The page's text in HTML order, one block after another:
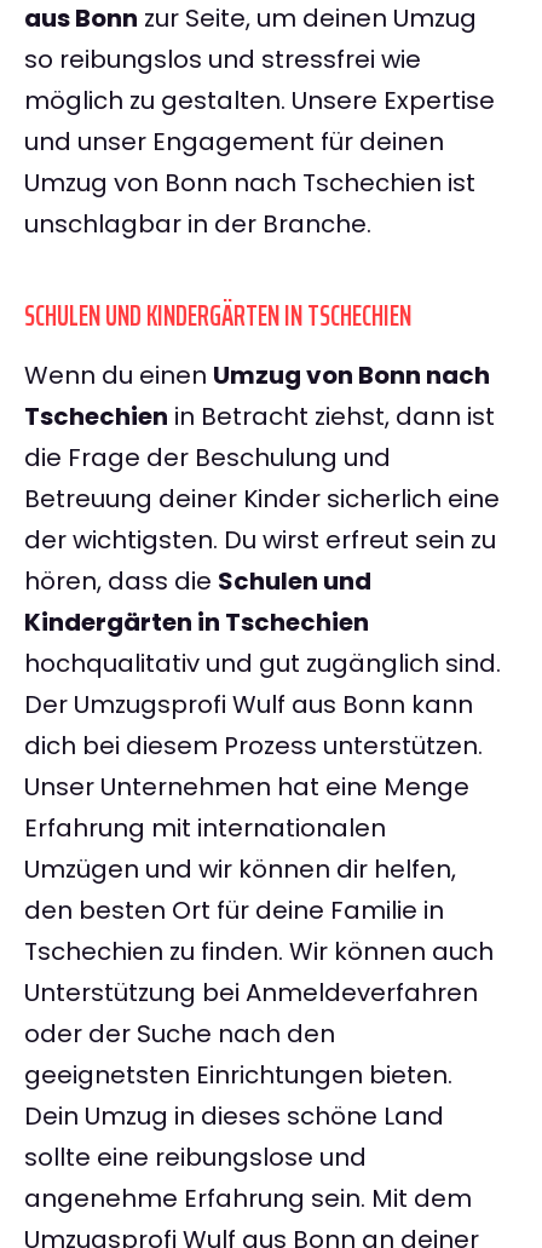
aus Bonn zur Seite, um deinen Umzug
so reibungslos und stressfrei wie
möglich zu gestalten. Unsere Expertise
und unser Engagement für deinen
Umzug von Bonn nach Tschechien ist
unschlagbar in der Branche.
SCHULEN UND KINDERGÄRTEN IN TSCHECHIEN
Wenn du einen Umzug von Bonn nach
Tschechien in Betracht ziehst, dann ist
die Frage der Beschulung und
Betreuung deiner Kinder sicherlich eine
der wichtigsten. Du wirst erfreut sein zu
hören, dass die Schulen und
Kindergärten in Tschechien
hochqualitativ und gut zugänglich sind.
Der Umzugsprofi Wulf aus Bonn kann
dich bei diesem Prozess unterstützen.
Unser Unternehmen hat eine Menge
Erfahrung mit internationalen
Umzügen und wir können dir helfen,
den besten Ort für deine Familie in
Tschechien zu finden. Wir können auch
Unterstützung bei Anmeldeverfahren
oder der Suche nach den
geeignetsten Einrichtungen bieten.
Dein Umzug in dieses schöne Land
sollte eine reibungslose und
angenehme Erfahrung sein. Mit dem
Umzugsprofi Wulf aus Bonn an deiner